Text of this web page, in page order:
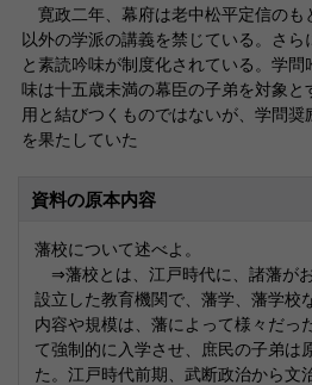
寛政二年、幕府は老中松平定信のも
以外の学派の講義を禁じている。さ
と素読吟味が制度化されている。学
味は十五歳未満の幕臣の子弟を対象と
用と結びつくものではないが、学問
を果たしていた
資料の原本内容
藩校について述べよ。
⇒藩校とは、江戸時代に、諸藩が
設立した教育機関で、藩学、藩学校
内容や規模は、藩によって様々だっ
て強制的に入学させ、庶民の子弟は
た。江戸時代前期、武断政治から文